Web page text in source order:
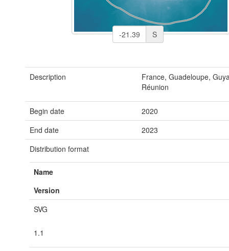
S
Description
France, Guadeloupe,
Réunion
Begin date
2020
End date
2023
Distribution format
Name
Version
SVG
1.1